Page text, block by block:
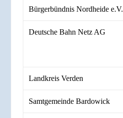
Bürgerbündnis Nordheide e.V.
Deutsche Bahn Netz AG
Landkreis Verden
Samtgemeinde Bardowick